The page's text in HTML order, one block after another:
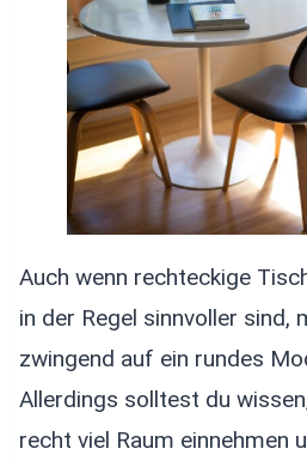
Auch wenn rechteckige
in der Regel sinnvoller sind,
zwingend auf ein rundes
Allerdings solltest du
recht viel Raum einnehmen